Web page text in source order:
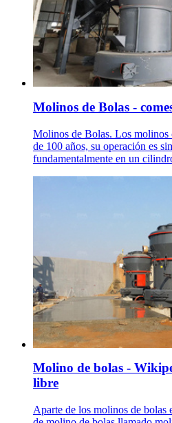
Molinos de Bolas -
Molinos de Bolas. Los molinos
de 100 años, su operación es
fundamentalmente en un
Molino de bolas -
libre
Aparte de los molinos de bolas